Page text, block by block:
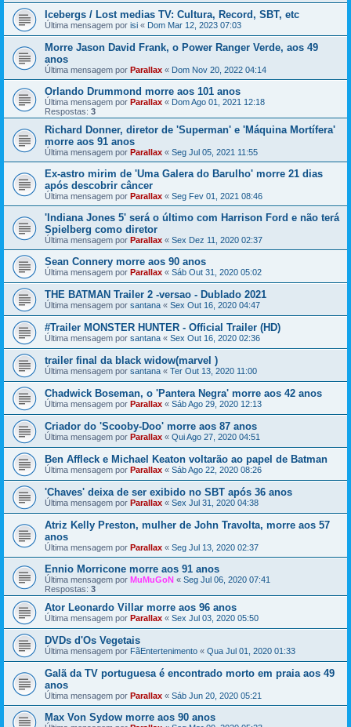
Icebergs / Lost medias TV: Cultura, Record, SBT, etc
Última mensagem por isi « Dom Mar 12, 2023 07:03
Morre Jason David Frank, o Power Ranger Verde, aos 49
anos
Última mensagem por Parallax « Dom Nov 20, 2022 04:14
Orlando Drummond morre aos 101 anos
Última mensagem por Parallax « Dom Ago 01, 2021 12:18
Respostas: 3
Richard Donner, diretor de 'Superman' e 'Máquina Mortífera'
morre aos 91 anos
Última mensagem por Parallax « Seg Jul 05, 2021 11:55
Ex-astro mirim de 'Uma Galera do Barulho' morre 21 dias
após descobrir câncer
Última mensagem por Parallax « Seg Fev 01, 2021 08:46
'Indiana Jones 5' será o último com Harrison Ford e não terá
Spielberg como diretor
Última mensagem por Parallax « Sex Dez 11, 2020 02:37
Sean Connery morre aos 90 anos
Última mensagem por Parallax « Sáb Out 31, 2020 05:02
THE BATMAN Trailer 2 -versao - Dublado 2021
Última mensagem por santana « Sex Out 16, 2020 04:47
#Trailer MONSTER HUNTER - Official Trailer (HD)
Última mensagem por santana « Sex Out 16, 2020 02:36
trailer final da black widow(marvel )
Última mensagem por santana « Ter Out 13, 2020 11:00
Chadwick Boseman, o 'Pantera Negra' morre aos 42 anos
Última mensagem por Parallax « Sáb Ago 29, 2020 12:13
Criador do 'Scooby-Doo' morre aos 87 anos
Última mensagem por Parallax « Qui Ago 27, 2020 04:51
Ben Affleck e Michael Keaton voltarão ao papel de Batman
Última mensagem por Parallax « Sáb Ago 22, 2020 08:26
'Chaves' deixa de ser exibido no SBT após 36 anos
Última mensagem por Parallax « Sex Jul 31, 2020 04:38
Atriz Kelly Preston, mulher de John Travolta, morre aos 57
anos
Última mensagem por Parallax « Seg Jul 13, 2020 02:37
Ennio Morricone morre aos 91 anos
Última mensagem por MuMuGoN « Seg Jul 06, 2020 07:41
Respostas: 3
Ator Leonardo Villar morre aos 96 anos
Última mensagem por Parallax « Sex Jul 03, 2020 05:50
DVDs d'Os Vegetais
Última mensagem por FãEntertenimento « Qua Jul 01, 2020 01:33
Galã da TV portuguesa é encontrado morto em praia aos 49
anos
Última mensagem por Parallax « Sáb Jun 20, 2020 05:21
Max Von Sydow morre aos 90 anos